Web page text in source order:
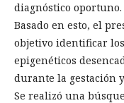
diagnóstico oportuno.
Basado en esto, el
objetivo identificar
epigenéticos
durante la gestación
Se realizó una